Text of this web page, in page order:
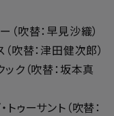
（吹替：早見沙織）
吹替：津田健次郎）
ック（吹替：坂本真
ゥーサント（吹替：